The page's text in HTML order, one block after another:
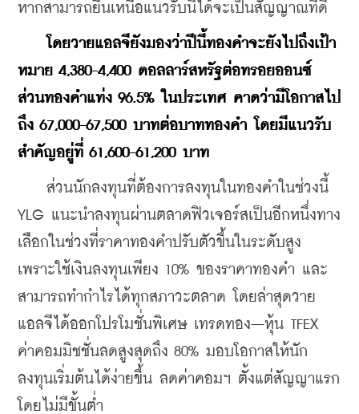
หากสามารถยืนเหนือแนวรับนี้ได้จะเป็นสัญญาณที่ดี
โดยวายแอลจียังมองว่าปีนี้ทองคำจะยังไปถึงเป้า
หมาย 4,380-4,400 ดอลลาร์สหรัฐต่อทรอยออนซ์
ส่วนทองคำแท่ง 96.5% ในประเทศ คาดว่ามีโอกาสไป
ถึง 67,000-67,500 บาทต่อบาททองคำ โดยมีแนวรับ
สำคัญอยู่ที่ 61,600-61,200 บาท
ส่วนนักลงทุนที่ต้องการลงทุนในทองคำในช่วงนี้
YLG แนะนำลงทุนผ่านตลาดฟิวเจอร์สเป็นอีกหนึ่งทาง
เลือกในช่วงที่ราคาทองคำปรับตัวขึ้นในระดับสูง
เพราะใช้เงินลงทุนเพียง 10% ของราคาทองคำ และ
สามารถทำกำไรได้ทุกสภาวะตลาด โดยล่าสุดวาย
แอลจีได้ออกโปรโมชั่นพิเศษ เทรดทอง–หุ้น TFEX
ค่าคอมมิชชั่นลดสูงสุดถึง 80% มอบโอกาสให้นัก
ลงทุนเริ่มต้นได้ง่ายขึ้น ลดค่าคอมฯ ตั้งแต่สัญญาแรก
โดยไม่มีขั้นต่ำ